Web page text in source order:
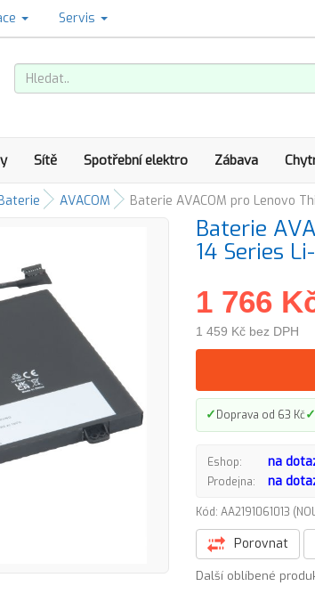
Servis
Sítě Spotřební elektro Zábava
AVACOM Baterie AVACOM pro Lenovo
Baterie
14 Series
1 766
1 459 Kč bez DPH
✓Doprava od 63 Kč✓
Eshop: na
Prodejna: na
Kód: AA2191061013
Porovnat
Další oblíbené